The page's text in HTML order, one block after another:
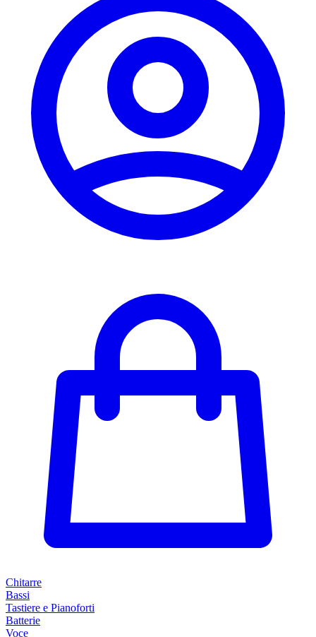
Chitarre
Bassi
Tastiere e Pianoforti
Batterie
Voce